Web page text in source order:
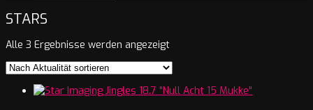
STARS
Alle 3 Ergebnisse werden angezeigtNach
sortiert